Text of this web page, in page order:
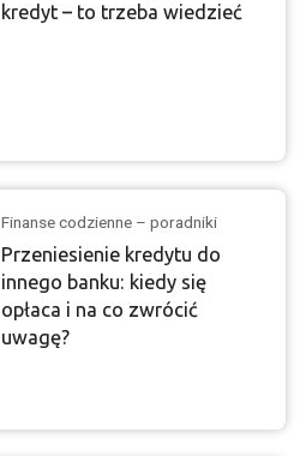
kredyt – to trzeba wiedzieć
Finanse codzienne – poradniki
Przeniesienie kredytu do
innego banku: kiedy się
opłaca i na co zwrócić
uwagę?